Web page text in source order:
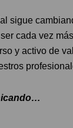
sigue
cada vez
y activo de